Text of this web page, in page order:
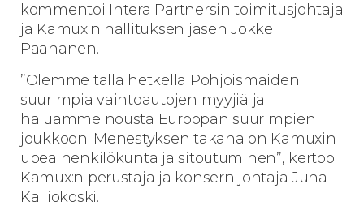
kommentoi Intera Partnersin toimitusjohtaja
ja Kamux:n hallituksen jäsen Jokke
Paananen.
”Olemme tällä hetkellä Pohjoismaiden
suurimpia vaihtoautojen myyjiä ja
haluamme nousta Euroopan suurimpien
joukkoon. Menestyksen takana on Kamuxin
upea henkilökunta ja sitoutuminen”, kertoo
Kamux:n perustaja ja konsernijohtaja Juha
Kalliokoski.